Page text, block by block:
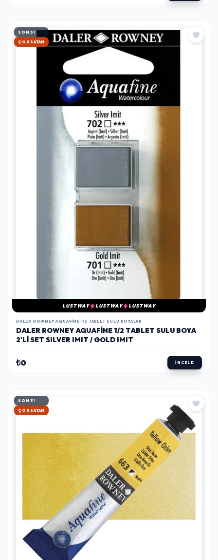
SON 3!
HIZLI KARGO
LUSTWAY LUSTWAY LUSTWAY
DALER ROWNEY AQUAFINE 1/2 TABLET SULU BOYALAR
DALER ROWNEY AQUAFINE 1/2 TABLET SULU BOYA
2'LI SET SILVER IMIT / GOLD IMIT
₺0 İNCELE
SON 3!
HIZLI KARGO